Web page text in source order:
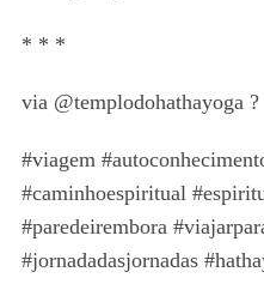
* * *
via @templodohathayoga ?
#viagem
#caminhoespiritual
#paredeirembora
#jornadadasjornadas